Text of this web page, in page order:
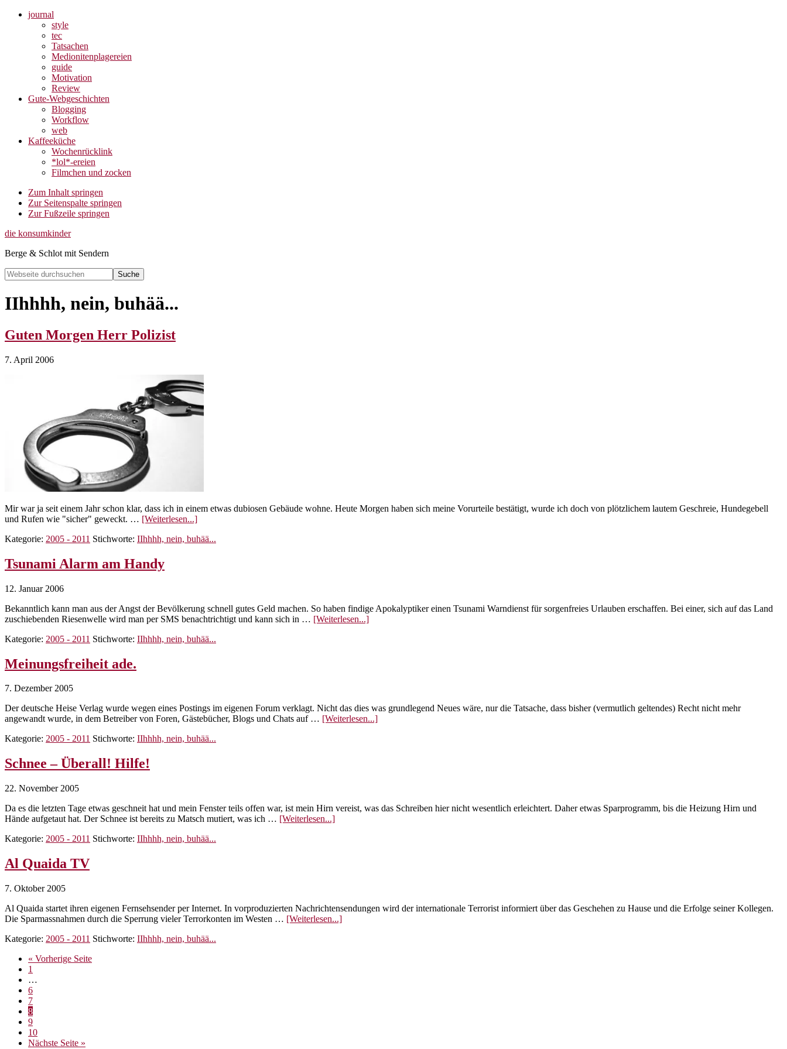
journal
style
tec
Tatsachen
Medionitenplagereien
guide
Motivation
Review
Gute-Webgeschichten
Blogging
Workflow
web
Kaffeeküche
Wochenrücklink
*lol*-ereien
Filmchen und zocken
Zum Inhalt springen
Zur Seitenspalte springen
Zur Fußzeile springen
die konsumkinder
Berge & Schlot mit Sendern
Webseite
durchsuchen
Search
IIhhhh, nein, buhää...
Guten Morgen Herr Polizist
7. April 2006
Mir war ja seit einem Jahr schon klar, dass ich in einem etwas dubiosen Gebäude wohne. Heute Morgen haben sich meine Vorurteile bestätigt, wurde ich doch von plötzlichem lautem Geschreie, Hundegebell
und Rufen wie "sicher" geweckt. … [Weiterlesen...]ÜberGuten
Herr
Kategorie: 2005 - 2011 Stichworte: IIhhhh, nein, buhää...
Tsunami Alarm am Handy
12. Januar 2006
Bekanntlich kann man aus der Angst der Bevölkerung schnell gutes Geld machen. So haben findige Apokalyptiker einen Tsunami Warndienst für sorgenfreies Urlauben erschaffen. Bei einer, sich auf das Land
zuschiebenden Riesenwelle wird man per SMS benachtrichtigt und kann sich in … [Weiterlesen...]ÜberTsunami
Kategorie: 2005 - 2011 Stichworte: IIhhhh, nein, buhää...
Meinungsfreiheit ade.
7. Dezember 2005
Der deutsche Heise Verlag wurde wegen eines Postings im eigenen Forum verklagt. Nicht das dies was grundlegend Neues wäre, nur die Tatsache, dass bisher (vermutlich geltendes) Recht nicht mehr
angewandt wurde, in dem Betreiber von Foren, Gästebücher, Blogs und Chats auf … [Weiterlesen...]ÜberMeinungsfreiheit
Kategorie: 2005 - 2011 Stichworte: IIhhhh, nein, buhää...
Schnee – Überall! Hilfe!
22. November 2005
Da es die letzten Tage etwas geschneit hat und mein Fenster teils offen war, ist mein Hirn vereist, was das Schreiben hier nicht wesentlich erleichtert. Daher etwas Sparprogramm, bis die Heizung Hirn und
Hände aufgetaut hat. Der Schnee ist bereits zu Matsch mutiert, was ich … [Weiterlesen...]ÜberSchnee
Kategorie: 2005 - 2011 Stichworte: IIhhhh, nein, buhää...
Al Quaida TV
7. Oktober 2005
Al Quaida startet ihren eigenen Fernsehsender per Internet. In vorproduzierten Nachrichtensendungen wird der internationale Terrorist informiert über das Geschehen zu Hause und die Erfolge seiner Kollegen.
Die Sparmassnahmen durch die Sperrung vieler Terrorkonten im Westen … [Weiterlesen...]ÜberAl
Kategorie: 2005 - 2011 Stichworte: IIhhhh, nein, buhää...
« Vorherige Seiteaufrufen
Seite
1
Zwischenseiten
…
Seite
6
Seite
7
Seite
8
Seite
9
Seite
10
Nächste Seite aufrufen
»